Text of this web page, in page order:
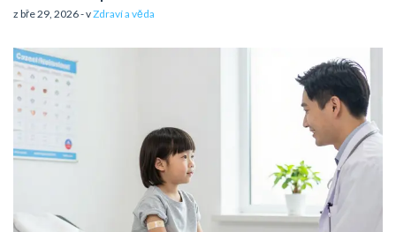
z bře 29, 2026 - vZdraví a věda